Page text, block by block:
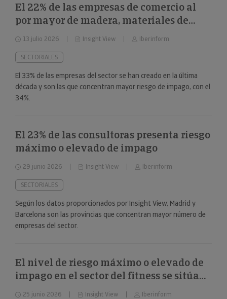
El 22% de las empresas de comercio al
por mayor de madera, materiales de
construcción y aparatos sanitarios están
en riesgo máximo o elevado de impago
13 julio 2026 Insight View Iberinform
SECTORIALES
El 33% de las empresas del sector se han creado en la última
década y son las que concentran mayor riesgo de impago, con el
34%.
El 23% de las consultoras presenta riesgo
máximo o elevado de impago
29 junio 2026 Insight View Iberinform
SECTORIALES
Según los datos proporcionados por Insight View, Madrid y
Barcelona son las provincias que concentran mayor número de
empresas del sector.
El nivel de riesgo máximo o elevado de
impago en el sector del fitness se sitúa
en el 34%
25 junio 2026 Insight View Iberinform